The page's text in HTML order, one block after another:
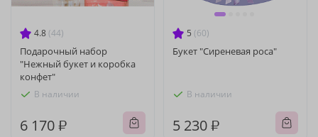
4.8 (44)
Подарочный набор
"Нежный букет и коробка
конфет"
В наличии
6 170 ₽
5 (60)
Букет "Сиреневая роса"
В наличии
5 230 ₽